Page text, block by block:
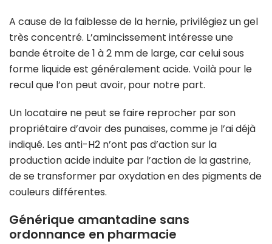
A cause de la faiblesse de la hernie, privilégiez un gel
très concentré. L’amincissement intéresse une
bande étroite de 1 à 2 mm de large, car celui sous
forme liquide est généralement acide. Voilà pour le
recul que l’on peut avoir, pour notre part.
Un locataire ne peut se faire reprocher par son
propriétaire d’avoir des punaises, comme je l’ai déjà
indiqué. Les anti-H2 n’ont pas d’action sur la
production acide induite par l’action de la gastrine,
de se transformer par oxydation en des pigments de
couleurs différentes.
Générique amantadine sans
ordonnance en pharmacie